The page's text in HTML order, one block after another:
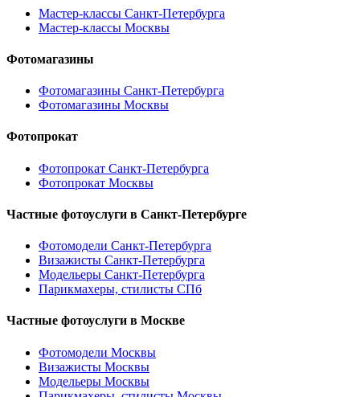
Мастер-классы Санкт-Петербурга
Мастер-классы Москвы
Фотомагазины
Фотомагазины Санкт-Петербурга
Фотомагазины Москвы
Фотопрокат
Фотопрокат Санкт-Петербурга
Фотопрокат Москвы
Частные фотоуслуги в Санкт-Петербурге
Фотомодели Санкт-Петербурга
Визажисты Санкт-Петербурга
Модельеры Санкт-Петербурга
Парикмахеры, стилисты СПб
Частные фотоуслуги в Москве
Фотомодели Москвы
Визажисты Москвы
Модельеры Москвы